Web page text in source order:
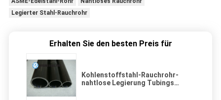
Legierter Stahl-Rauchrohr
Erhalten Sie den besten Preis für
Kohlenstoffstahl-Rauchrohr-
nahtlose Legierung Tubings